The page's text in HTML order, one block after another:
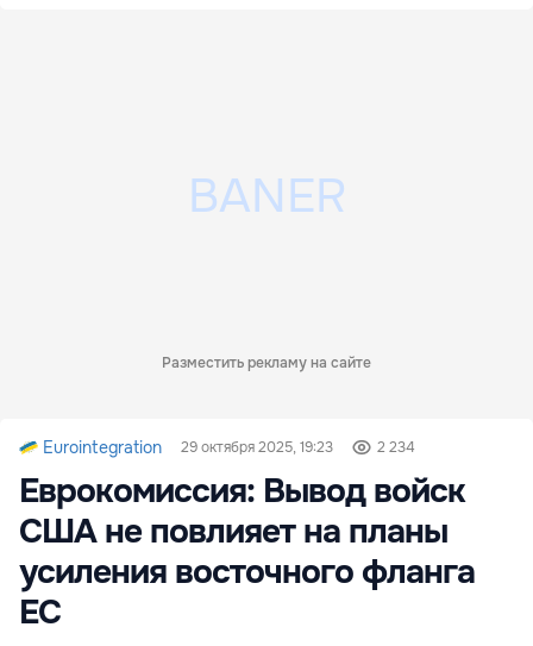
Разместить рекламу на сайте
Eurointegration 29 октября 2025, 19:23 2 234
Еврокомиссия: Вывод войск
США не повлияет на планы
усиления восточного фланга
ЕС